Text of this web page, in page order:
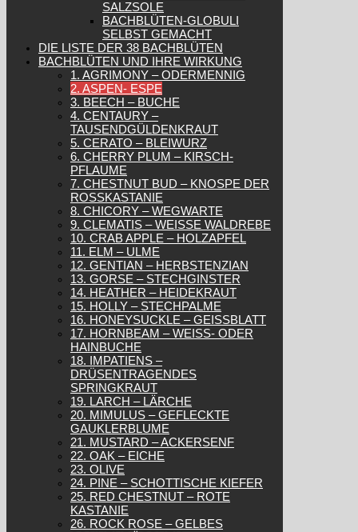
SALZSOLE
BACHBLÜTEN-GLOBULI
SELBST GEMACHT
DIE LISTE DER 38 BACHBLÜTEN
BACHBLÜTEN UND IHRE WIRKUNG
1. AGRIMONY – ODERMENNIG
2. ASPEN- ESPE
3. BEECH – BUCHE
4. CENTAURY –
TAUSENDGÜLDENKRAUT
5. CERATO – BLEIWURZ
6. CHERRY PLUM – KIRSCH-
PFLAUME
7. CHESTNUT BUD – KNOSPE DER
ROSSKASTANIE
8. CHICORY – WEGWARTE
9. CLEMATIS – WEISSE WALDREBE
10. CRAB APPLE – HOLZAPFEL
11. ELM – ULME
12. GENTIAN – HERBSTENZIAN
13. GORSE – STECHGINSTER
14. HEATHER – HEIDEKRAUT
15. HOLLY – STECHPALME
16. HONEYSUCKLE – GEISSBLATT
17. HORNBEAM – WEISS- ODER H
AINBUCHE
18. IMPATIENS –
DRÜSENTRAGENDES
SPRINGKRAUT
19. LARCH – LÄRCHE
20. MIMULUS – GEFLECKTE
GAUKLERBLUME
21. MUSTARD – ACKERSENF
22. OAK – EICHE
23. OLIVE
24. PINE – SCHOTTISCHE KIEFER
25. RED CHESTNUT – ROTE
KASTANIE
26. ROCK ROSE – GELBES